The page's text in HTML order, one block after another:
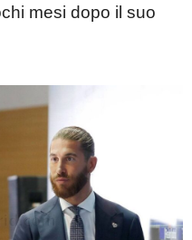
mesi dopo il suo